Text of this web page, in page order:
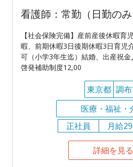
看護師：常勤（日勤の
【社会保険完備】産前産後休暇育
暇、前期休暇3日後期休暇3日育児
可（小学3年生迄）結婚、出産祝
啓発補助制度12,00
東京都 調
医療・福祉・
正社員
月給
詳細を見る